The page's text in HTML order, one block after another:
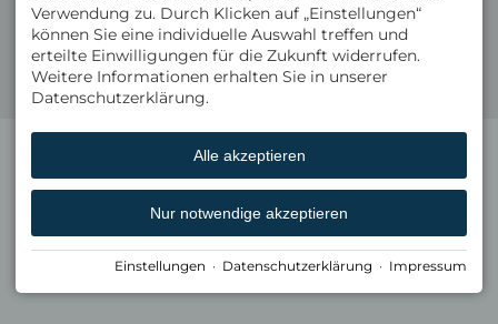
Zimmer & Preise
Kategorien
Inklusivleistungen
Angebote
Urlaub mit Hund
English Version
Facebook
Instagram
Impressum DatenschutzBarrierefreiheitCookie-Einstellungen
Erstellt mitTramino
Verwendung zu. Durch Klicken auf „Einstellungen“
können Sie eine individuelle Auswahl treffen und
erteilte Einwilligungen für die Zukunft widerrufen.
Weitere Informationen erhalten Sie in unserer
Datenschutzerklärung.
Alle akzeptieren
Nur notwendige akzeptieren
Einstellungen · Datenschutzerklärung · Impressum